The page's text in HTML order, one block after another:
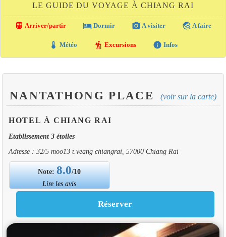
LE GUIDE DU VOYAGE À CHIANG RAI
directions_transit Arriver/partir local_hotel Dormir photo_camera A visiter travel_explore A faire
thermostat Météo hiking Excursions info Infos
NANTATHONG PLACE (voir sur la carte)
HOTEL À CHIANG RAI
Etablissement 3 étoiles
Adresse : 32/5 moo13 t.veang chiangrai, 57000 Chiang Rai
Note:8.0/10
Lire les avis